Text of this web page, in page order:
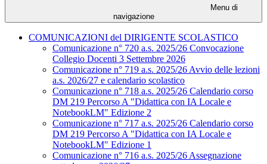
Menu di
navigazione
COMUNICAZIONI del DIRIGENTE SCOLASTICO
Comunicazione n° 720 a.s. 2025/26 Convocazione
Collegio Docenti 3 Settembre 2026
Comunicazione n° 719 a.s. 2025/26 Avvio delle lezioni
a.s. 2026/27 e calendario scolastico
Comunicazione n° 718 a.s. 2025/26 Calendario corso
DM 219 Percorso A "Didattica con IA Locale e
NotebookLM" Edizione 2
Comunicazione n° 717 a.s. 2025/26 Calendario corso
DM 219 Percorso A "Didattica con IA Locale e
NotebookLM" Edizione 1
Comunicazione n° 716 a.s. 2025/26 Assegnazione